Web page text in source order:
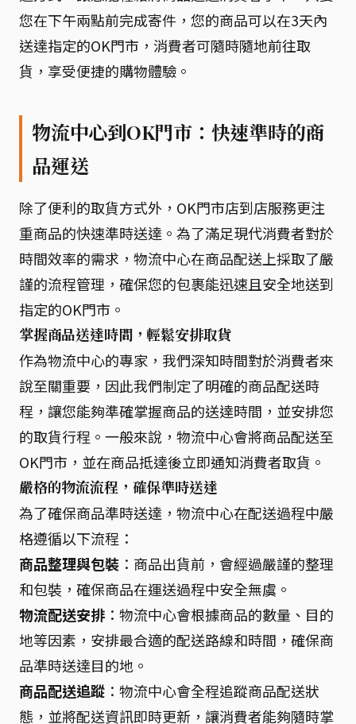
您在下午兩點前完成寄件，您的商品可以在3天內
送達指定的OK門市，消費者可隨時隨地前往取
貨，享受便捷的購物體驗。
物流中心到OK門市：快速準時的商
品運送
除了便利的取貨方式外，OK門市店到店服務更注
重商品的快速準時送達。為了滿足現代消費者對於
時間效率的需求，物流中心在商品配送上採取了嚴
謹的流程管理，確保您的包裹能迅速且安全地送到
指定的OK門市。
掌握商品送達時間，輕鬆安排取貨
作為物流中心的專家，我們深知時間對於消費者來
說至關重要，因此我們制定了明確的商品配送時
程，讓您能夠準確掌握商品的送達時間，並安排您
的取貨行程。一般來說，物流中心會將商品配送至
OK門市，並在商品抵達後立即通知消費者取貨。
嚴格的物流流程，確保準時送達
為了確保商品準時送達，物流中心在配送過程中嚴
格遵循以下流程：
商品整理與包裝 ：商品出貨前，會經過嚴謹的整理
和包裝，確保商品在運送過程中安全無虞。
物流配送安排 ：物流中心會根據商品的數量、目的
地等因素，安排最合適的配送路線和時間，確保商
品準時送達目的地。
商品配送追蹤 ：物流中心會全程追蹤商品配送狀
態，並將配送資訊即時更新，讓消費者能夠隨時掌